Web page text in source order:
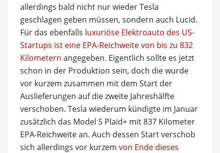
allerdings bald nicht nur wieder Tesla
geschlagen geben müssen, sondern auch Lucid.
Für das ebenfalls luxuriöse Elektroauto des US-
Startups ist eine EPA-Reichweite von bis zu 832
Kilometern angegeben. Eigentlich sollte es jetzt
schon in der Produktion sein, doch die wurde
vor kurzem zusammen mit dem Start der
Auslieferungen auf die zweite Jahreshälfte
verschoben. Tesla wiederum kündigte im Januar
zusätzlich das Model S Plaid+ mit 837 Kilometer
EPA-Reichweite an. Auch dessen Start verschob
sich allerdings vor kurzem von Ende dieses